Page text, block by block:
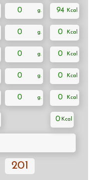
0 94
0 0
0 0
0 0
0 0
0
201